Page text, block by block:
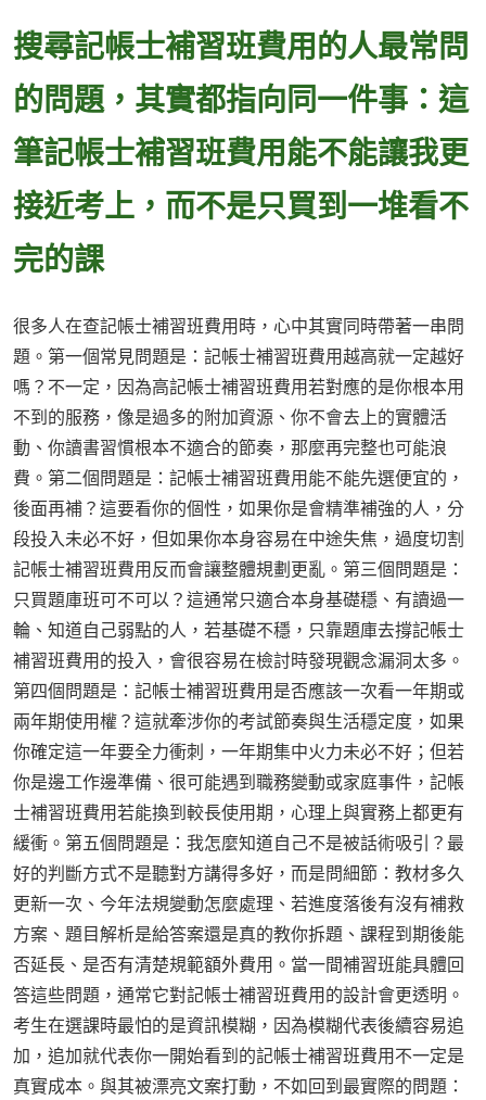
搜尋記帳士補習班費用的人最常問
的問題，其實都指向同一件事：這
筆記帳士補習班費用能不能讓我更
接近考上，而不是只買到一堆看不
完的課
很多人在查記帳士補習班費用時，心中其實同時帶著一串問
題。第一個常見問題是：記帳士補習班費用越高就一定越好
嗎？不一定，因為高記帳士補習班費用若對應的是你根本用
不到的服務，像是過多的附加資源、你不會去上的實體活
動、你讀書習慣根本不適合的節奏，那麼再完整也可能浪
費。第二個問題是：記帳士補習班費用能不能先選便宜的，
後面再補？這要看你的個性，如果你是會精準補強的人，分
段投入未必不好，但如果你本身容易在中途失焦，過度切割
記帳士補習班費用反而會讓整體規劃更亂。第三個問題是：
只買題庫班可不可以？這通常只適合本身基礎穩、有讀過一
輪、知道自己弱點的人，若基礎不穩，只靠題庫去撐記帳士
補習班費用的投入，會很容易在檢討時發現觀念漏洞太多。
第四個問題是：記帳士補習班費用是否應該一次看一年期或
兩年期使用權？這就牽涉你的考試節奏與生活穩定度，如果
你確定這一年要全力衝刺，一年期集中火力未必不好；但若
你是邊工作邊準備、很可能遇到職務變動或家庭事件，記帳
士補習班費用若能換到較長使用期，心理上與實務上都更有
緩衝。第五個問題是：我怎麼知道自己不是被話術吸引？最
好的判斷方式不是聽對方講得多好，而是問細節：教材多久
更新一次、今年法規變動怎麼處理、若進度落後有沒有補救
方案、題目解析是給答案還是真的教你拆題、課程到期後能
否延長、是否有清楚規範額外費用。當一間補習班能具體回
答這些問題，通常它對記帳士補習班費用的設計會更透明。
考生在選課時最怕的是資訊模糊，因為模糊代表後續容易追
加，追加就代表你一開始看到的記帳士補習班費用不一定是
真實成本。與其被漂亮文案打動，不如回到最實際的問題：